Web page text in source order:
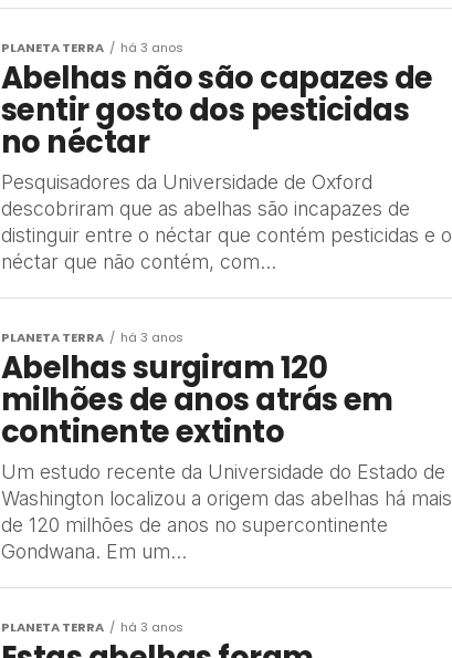
PLANETA TERRA há 3 anos
Abelhas não são capazes de
sentir gosto dos pesticidas
no néctar
Pesquisadores da Universidade de Oxford
descobriram que as abelhas são incapazes de
distinguir entre o néctar que contém pesticidas e o
néctar que não contém, com...
PLANETA TERRA há 3 anos
Abelhas surgiram 120
milhões de anos atrás em
continente extinto
Um estudo recente da Universidade do Estado de
Washington localizou a origem das abelhas há mais
de 120 milhões de anos no supercontinente
Gondwana. Em um...
PLANETA TERRA há 3 anos